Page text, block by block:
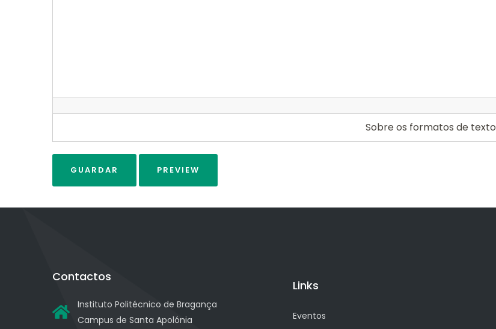
Sobre os formatos de texto
Contactos
Instituto Politécnico de Bragança
Campus de Santa Apolónia
Links
Eventos